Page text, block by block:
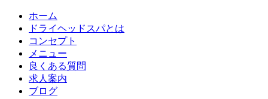
ホーム
ドライヘッドスパとは
コンセプト
メニュー
良くある質問
求人案内
ブログ